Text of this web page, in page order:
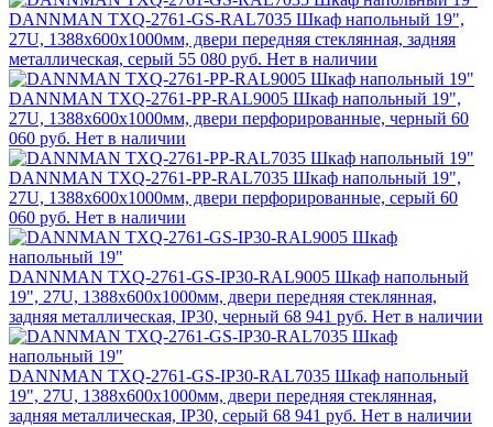
DANNMAN ТXQ-2761-GS-RAL7035 Шкаф напольный 19",
27U, 1388x600х1000мм, двери передняя стеклянная, задняя
металлическая, серый 55 080 руб. Нет в наличии
DANNMAN ТXQ-2761-PP-RAL9005 Шкаф напольный 19",
27U, 1388x600х1000мм, двери перфорированные, черный 60
060 руб. Нет в наличии
DANNMAN ТXQ-2761-PP-RAL7035 Шкаф напольный 19",
27U, 1388x600х1000мм, двери перфорированные, серый 60
060 руб. Нет в наличии
DANNMAN ТXQ-2761-GS-IP30-RAL9005 Шкаф напольный
19", 27U, 1388x600х1000мм, двери передняя стеклянная,
задняя металлическая, IP30, черный 68 941 руб. Нет в наличии
DANNMAN ТXQ-2761-GS-IP30-RAL7035 Шкаф напольный
19", 27U, 1388x600х1000мм, двери передняя стеклянная,
задняя металлическая, IP30, серый 68 941 руб. Нет в наличии